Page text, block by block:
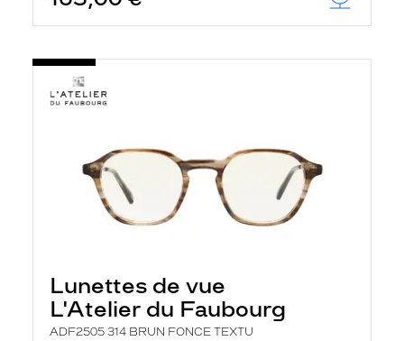
Lunettes de vue
L'Atelier du Faubourg
ADF2505 314 BRUN FONCE TEXTU